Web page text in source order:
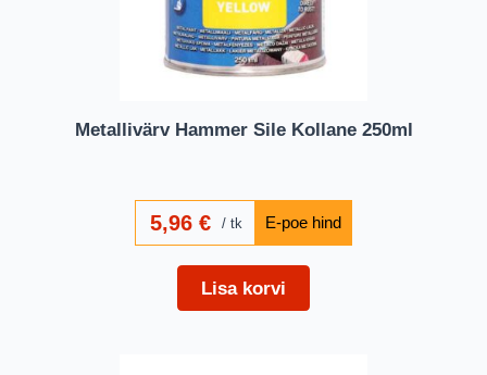
Metallivärv Hammer Sile Kollane 250ml
5,96€ tk
Lisa korvi